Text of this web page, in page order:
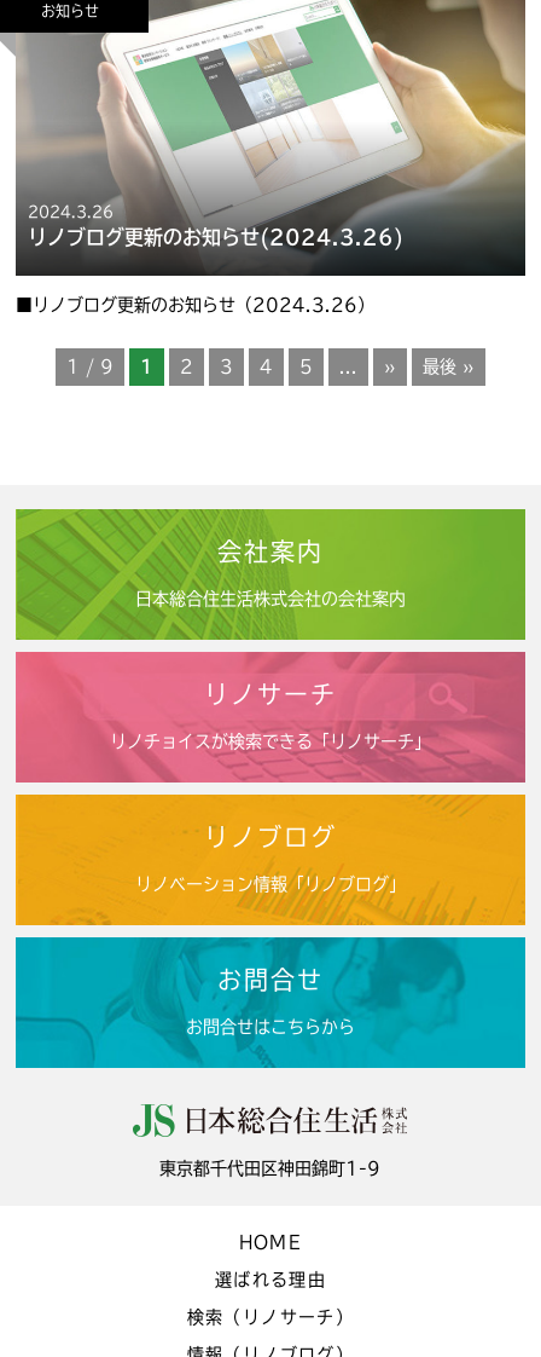
2024.3.26
リノブログ更新のお知らせ(2024.3.26)
お知らせ
■リノブログ更新のお知らせ（2024.3.26）
1 / 9 1 2 3 4 5 » 最後 »
会社案内
日本総合住生活株式会社の会社案内
リノサーチ
リノチョイスが検索できる「リノサーチ」
リノブログ
リノベーション情報「リノブログ」
お問合せ
お問合せはこちらから
東京都千代田区神田錦町1-9
HOME
選ばれる理由
検索（リノサーチ）